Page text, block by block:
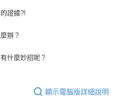
證據?!
辦？
什麼妙招呢？
顯示電腦版詳細說明